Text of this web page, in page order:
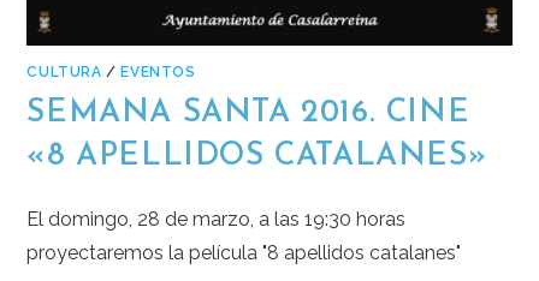
CULTURA /EVENTOS
SEMANA SANTA 2016. CINE
«8 APELLIDOS CATALANES»
El domingo, 28 de marzo, a las 19:30 horas
proyectaremos la película "8 apellidos catalanes"